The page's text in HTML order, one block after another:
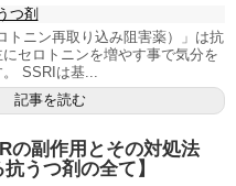
つ剤
トニン再取り込み阻害薬）」は抗
セロトニンを増やす事で気分を
SSRIは基...
記事を読む
の副作用とその対処法
抗うつ剤の全て】